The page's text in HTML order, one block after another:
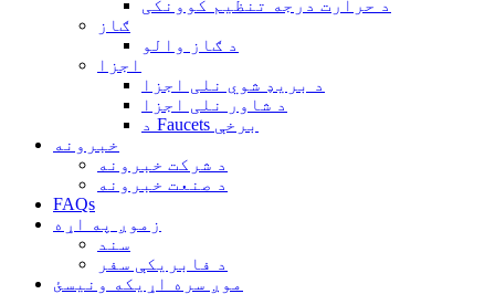
د حرارت درجه تنظیم کوونکی
ګاز
د ګاز والو
اجزا
د بريډ شوي نلی اجزا
د شاور نلی اجزا
د Faucets برخې
خبرونه
د شرکت خبرونه
د صنعت خبرونه
FAQs
زموږ په اړه
سند
د فابریکې سفر
موږ سره اړیکه ونیسئ